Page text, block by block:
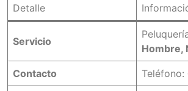
Detalle
Servicio
Hombre,
Contacto Teléfono: